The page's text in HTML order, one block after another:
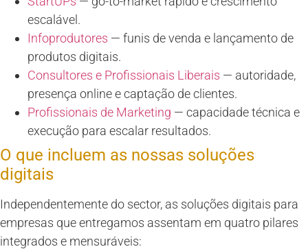
escalável.
Infoprodutores — funis de venda e lançamento de
produtos digitais.
Consultores e Profissionais Liberais — autoridade,
presença online e captação de clientes.
Profissionais de Marketing — capacidade técnica e
execução para escalar resultados.
O que incluem as nossas soluções
digitais
Independentemente do sector, as soluções digitais para
empresas que entregamos assentam em quatro pilares
integrados e mensuráveis: